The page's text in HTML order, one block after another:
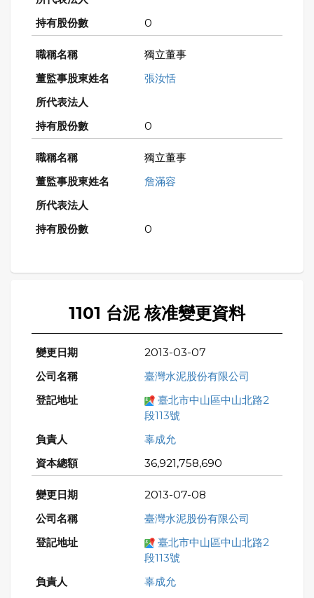
0
獨立董事
張汝恬
0
獨立董事
詹滿容
0
1101 台泥 核准變更資料
2013-03-07
臺灣水泥股份有限公司
臺北市中山區中山北路2
段113號
辜成允
36,921,758,690
2013-07-08
臺灣水泥股份有限公司
臺北市中山區中山北路2
段113號
辜成允